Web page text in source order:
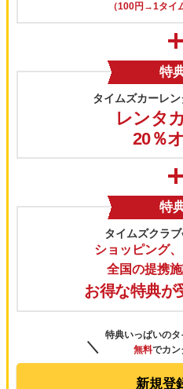
（100円→1タイ
特
タイムズカーレ
レンタ
20％
特
タイムズクラ
ショッピング
全国の提携
お得な特典が
＼
特典いっぱいの
無料でカン
新規登